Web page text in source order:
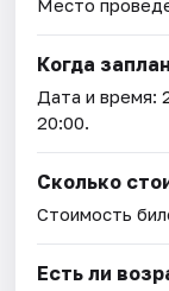
Место
Когда
Дата и время:
20:00.
Сколько
Стоимость
Есть ли